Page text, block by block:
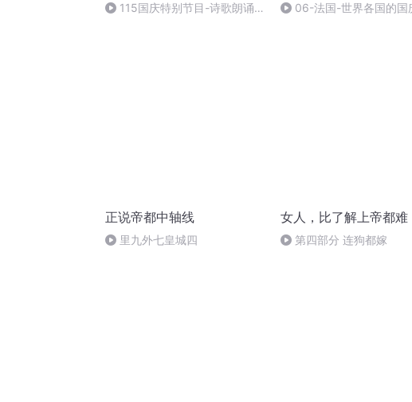
115国庆特别节目-诗歌朗诵-
06-法国-世界各国的国
正说帝都中轴线
里九外七皇城四
女人，比了解上帝都难
第四部分 连狗都嫁